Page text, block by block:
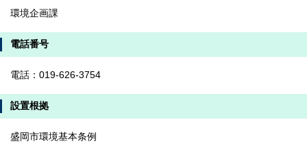
環境企画課
電話番号
電話：019-626-3754
設置根拠
盛岡市環境基本条例